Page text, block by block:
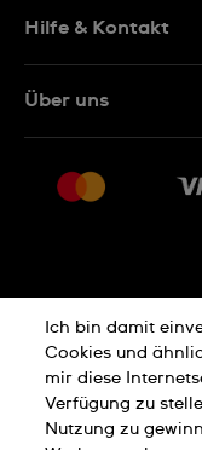
Hilfe & Kontakt
Rücksendung
Über uns
Jobs
Cookies
Ich bin damit
Cookies und
mir diese
Verfügung zu
Nutzung zu